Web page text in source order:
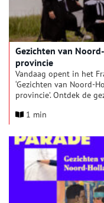
Gezichten van
provincie
Vandaag opent in het
‘Gezichten van Noord-
provincie’. Ontdek de
1 min